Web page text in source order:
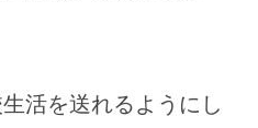
活を送れるようにし